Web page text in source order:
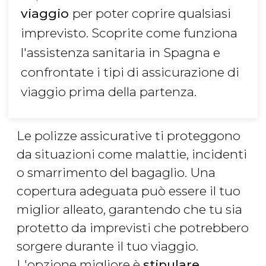
viaggio per poter coprire qualsiasi
imprevisto. Scoprite come funziona
l'assistenza sanitaria in Spagna e
confrontate i tipi di assicurazione di
viaggio prima della partenza.
Le polizze assicurative ti proteggono
da situazioni come malattie, incidenti
o smarrimento del bagaglio. Una
copertura adeguata può essere il tuo
miglior alleato, garantendo che tu sia
protetto da imprevisti che potrebbero
sorgere durante il tuo viaggio.